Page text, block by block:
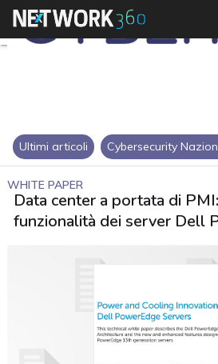
Ultimi articoli Cybersecurity
WHITE PAPER
Data center a portata di
funzionalità dei server Dell